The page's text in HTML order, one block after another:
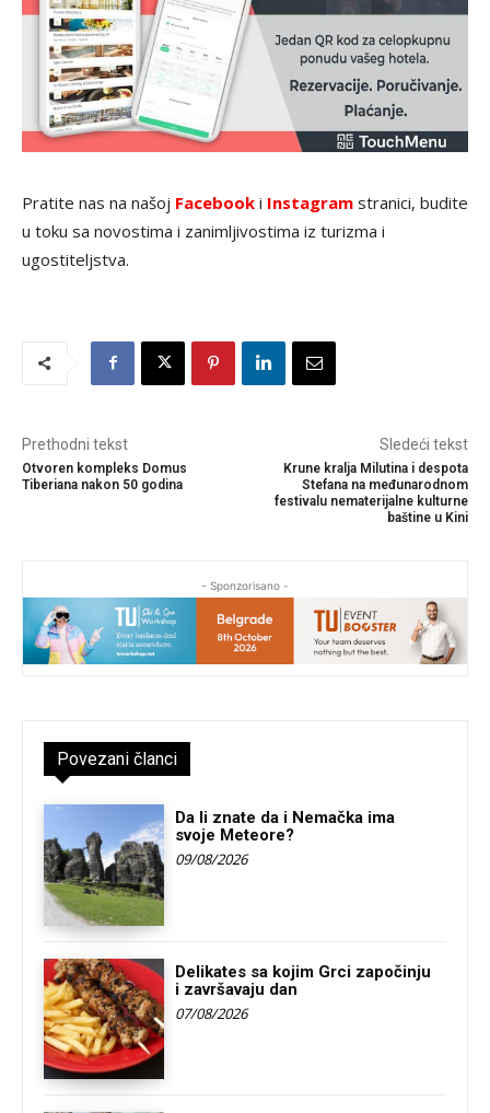
Pratite nas na našoj Facebook i Instagram stranici, budite
u toku sa novostima i zanimljivostima iz turizma i
ugostiteljstva.
Prethodni tekst
Otvoren kompleks Domus
Tiberiana nakon 50 godina
Sledeći tekst
Krune kralja Milutina i despota
Stefana na međunarodnom
festivalu nematerijalne kulturne
baštine u Kini
- Sponzorisano -
Povezani članci
Da li znate da i Nemačka ima
svoje Meteore?
09/08/2026
Delikates sa kojim Grci započinju
i završavaju dan
07/08/2026